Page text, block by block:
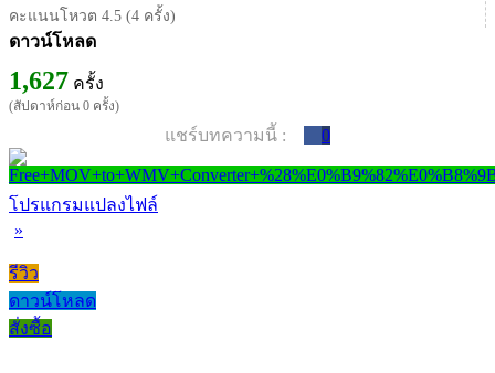
คะแนนโหวต 4.5 (4 ครั้ง)
ดาวน์โหลด
1,627 ครั้ง
(สัปดาห์ก่อน 0 ครั้ง)
แชร์บทความนี้ : 0
โปรแกรมแปลงไฟล์
»
รีวิว
ดาวน์โหลด
สั่งซื้อ